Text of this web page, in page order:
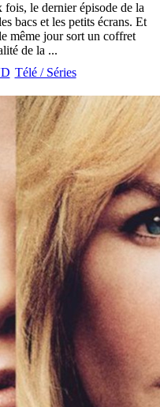
fois, le dernier épisode de la
bacs et les petits écrans. Et
même jour sort un coffret
de la ...
Télé / Séries